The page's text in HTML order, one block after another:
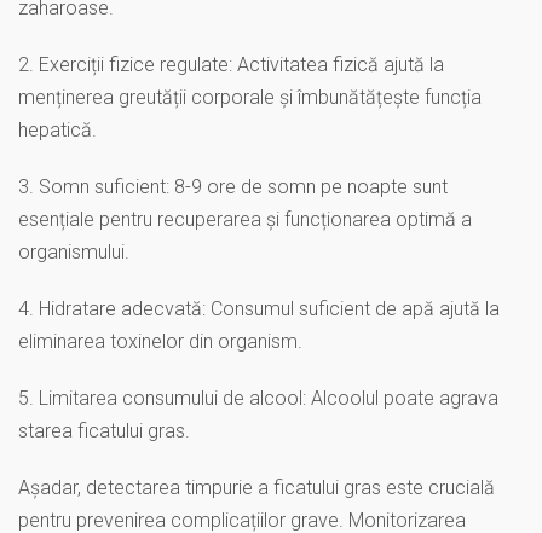
zaharoase.
2. Exerciții fizice regulate: Activitatea fizică ajută la
menținerea greutății corporale și îmbunătățește funcția
hepatică.
3. Somn suficient: 8-9 ore de somn pe noapte sunt
esențiale pentru recuperarea și funcționarea optimă a
organismului.
4. Hidratare adecvată: Consumul suficient de apă ajută la
eliminarea toxinelor din organism.
5. Limitarea consumului de alcool: Alcoolul poate agrava
starea ficatului gras.
Așadar, detectarea timpurie a ficatului gras este crucială
pentru prevenirea complicațiilor grave. Monitorizarea